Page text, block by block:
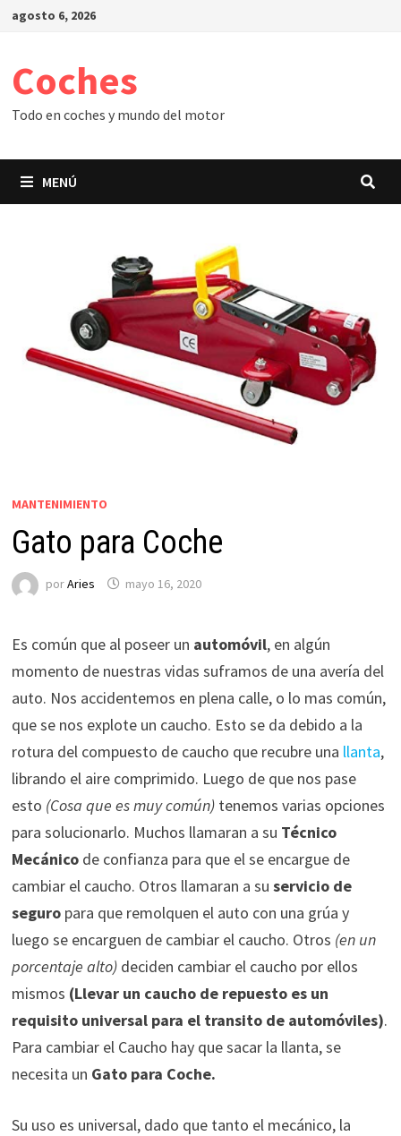
Saltar
agosto 6, 2026
Coches
Todo en coches y mundo del motor
MENÚ
MANTENIMIENTO
Gato para Coche
porAries mayo 16, 2020
Es común que al poseer un automóvil, en algún
momento de nuestras vidas suframos de una avería del
auto. Nos accidentemos en plena calle, o lo mas común,
que se nos explote un caucho. Esto se da debido a la
rotura del compuesto de caucho que recubre una llanta,
librando el aire comprimido. Luego de que nos pase
esto (Cosa que es muy común) tenemos varias opciones
para solucionarlo. Muchos llamaran a su Técnico
Mecánicode confianza para que el se encargue de
cambiar el caucho. Otros llamaran a su servicio de
seguropara que remolquen el auto con una grúa y
luego se encarguen de cambiar el caucho. Otros (en un
porcentaje alto)deciden cambiar el caucho por ellos
mismos (Llevar un caucho de repuesto es un
requisito universal para el transito de automóviles).
Para cambiar el Caucho hay que sacar la llanta, se
necesita un Gato para Coche.
Su uso es universal, dado que tanto el mecánico, la